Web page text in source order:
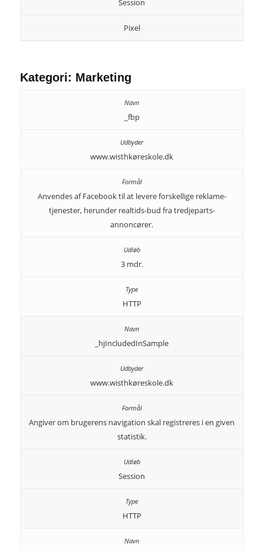
Session
Pixel
Kategori: Marketing
_fbp
www.wisthkøreskole.dk
Anvendes af Facebook til at levere forskellige reklame-
tjenester, herunder realtids-bud fra tredjeparts-
annoncører.
3 mdr.
HTTP
_hjIncludedInSample
www.wisthkøreskole.dk
Angiver om brugerens navigation skal registreres i en given
statistik.
Session
HTTP